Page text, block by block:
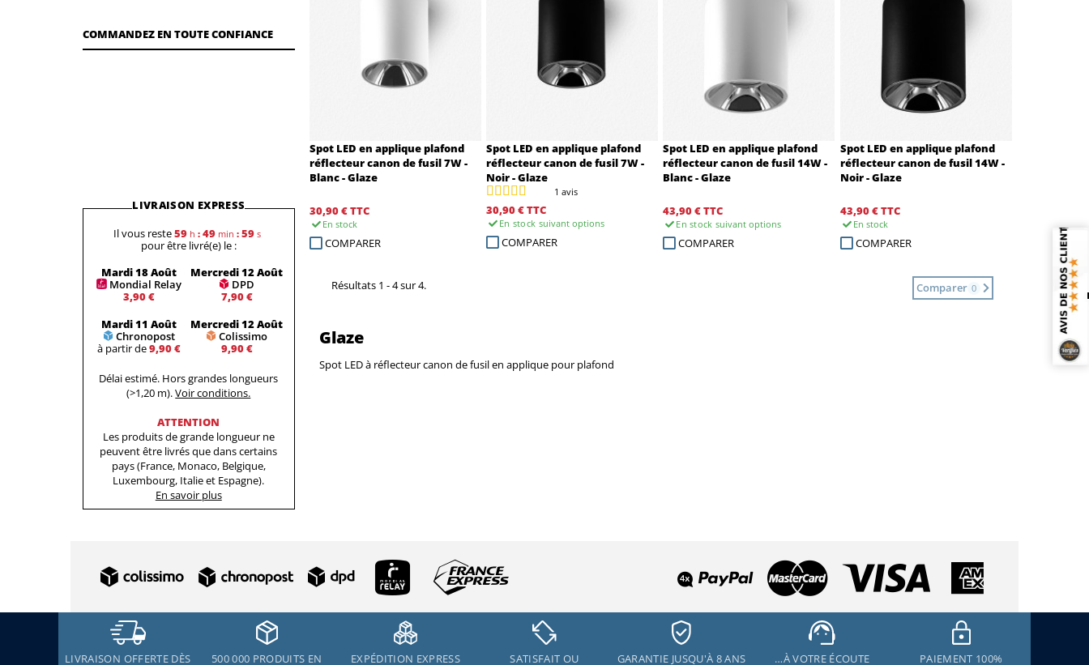
COMMANDEZ EN TOUTE CONFIANCE
LIVRAISON EXPRESS
Il vous reste59 h : 49 min : 59 s
pour être livré(e) le :
Mardi 18 Août
Mondial Relay
3,90 €
Mercredi 12 Août
DPD
7,90 €
Mardi 11 Août
Chronopost
à partir de9,90 €
Mercredi 12 Août
Colissimo
9,90 €
Délai estimé. Hors grandes longueurs
(>1,20 m).Voir conditions.
ATTENTION
Les produits de grande longueur ne
peuvent être livrés que dans certains
pays (France, Monaco, Belgique,
Luxembourg, Italie et Espagne).
En savoir plus
Spot LED en applique plafond
réflecteur canon de fusil 7W -
Blanc - Glaze
30,90 €TTC
En stock
COMPARER
Spot LED en applique plafond
réflecteur canon de fusil 7W -
Noir - Glaze
1 avis
30,90 €TTC
En stock suivant options
COMPARER
Spot LED en applique plafond
réflecteur canon de fusil 14W -
Blanc - Glaze
43,90 €TTC
En stock suivant options
COMPARER
Spot LED en applique plafond
réflecteur canon de fusil 14W -
Noir - Glaze
43,90 €TTC
En stock
COMPARER
Comparer 0
Résultats 1 - 4 sur 4.
Glaze
Spot LED à réflecteur canon de fusil en applique pour plafond
LIVRAISON OFFERTE DÈS 500 000 PRODUITS EN EXPÉDITION EXPRESS SATISFAIT OU GARANTIE JUSQU'À 8 ANS …À VOTRE ÉCOUTE PAIEMENT 100%